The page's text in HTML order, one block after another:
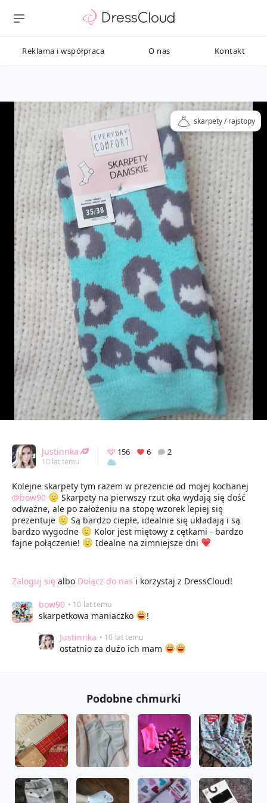
Reklama i współpraca O nas Kontakt
skarpety / rajstopy
Justinnka
10 lat temu
156 6 2
Kolejne skarpety tym razem w prezencie od mojej kochanej
@bow90
Skarpety na pierwszy rzut oka wydają się dość
odważne, ale po założeniu na stopę wzorek lepiej się
prezentuje
Są bardzo ciepłe, idealnie się układają i są
bardzo wygodne
Kolor jest miętowy z cętkami - bardzo
fajne połączenie!
Idealne na zimniejsze dni
Zaloguj się albo Dołącz do nas i korzystaj z DressCloud!
bow90 • 10 lat temu
skarpetkowa maniaczko
!
Justinnka • 10 lat temu
ostatnio za dużo ich mam
Podobne chmurki